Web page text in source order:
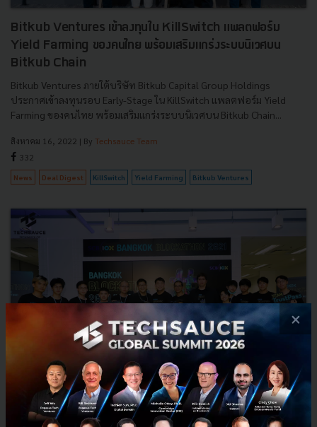
Bitkub Ventures เข้าลงทุนใน KillSwitch แพลตฟอร์ม
Yield Farming ของคนไทย พร้อมเสริมแกร่งระบบนิเวศบน
Bitkub Chain
Bitkub Ventures ภายใต้บริษัท Bitkub Capital Group Holdings
ประกาศเข้าลงทุนรอบ Early-Stage ใน KillSwitch แพลตฟอร์ม Yield
Farming ของคนไทย พร้อมเสริมแกร่งระบบนิเวศบน Bitkub Chain...
สิงหาคม 16, 2022 | By Techsauce Team
332
News Deal Digest KillSwitch Yield Farming Bitkub Ventures
×